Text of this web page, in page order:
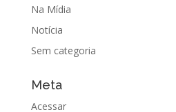
Na Mídia
Notícia
Sem categoria
Meta
Acessar